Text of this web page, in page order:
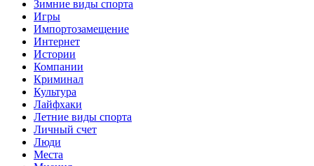
Зимние виды спорта
Игры
Импортозамещение
Интернет
Истории
Компании
Криминал
Культура
Лайфхаки
Летние виды спорта
Личный счет
Люди
Места